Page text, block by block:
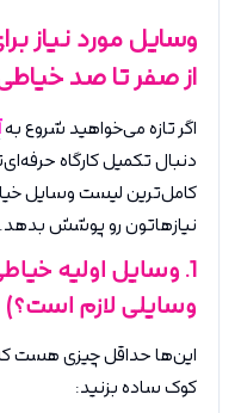
وسایل مورد نیاز
از صفر تا صد
اگر تازه می‌خواهید شروع به
دنبال تکمیل کارگاه
کامل‌ترین لیست وسایل
نیازهاتون رو پوشش بدهد.
1. وسایل اولیه
وسایلی لازم است؟)
این‌ها حداقل چیزی هست
کوک ساده بزنید: